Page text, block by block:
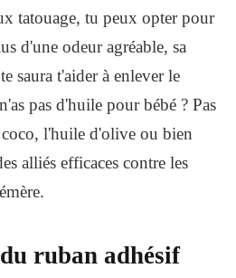
tatouage, tu peux opter pour
d'une odeur agréable, sa
saura t'aider à enlever le
pas d'huile pour bébé ? Pas
l'huile d'olive ou bien
alliés efficaces contre les
ruban adhésif